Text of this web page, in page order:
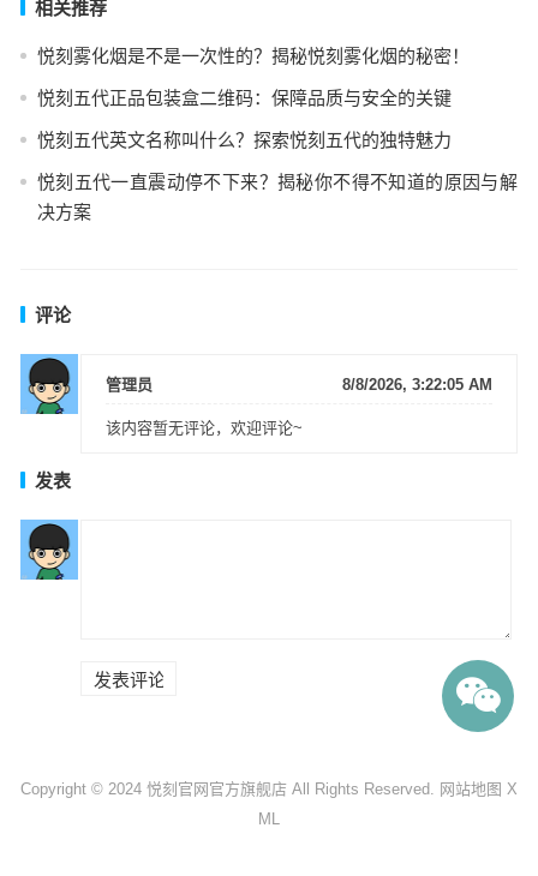
相关推荐
悦刻雾化烟是不是一次性的？揭秘悦刻雾化烟的秘密！
悦刻五代正品包装盒二维码：保障品质与安全的关键
悦刻五代英文名称叫什么？探索悦刻五代的独特魅力
悦刻五代一直震动停不下来？揭秘你不得不知道的原因与解
决方案
评论
8/8/2026, 3:22:05 AM
管理员
该内容暂无评论，欢迎评论~
发表
Copyright © 2024 悦刻官网官方旗舰店 All Rights Reserved. 网站地图 X
ML